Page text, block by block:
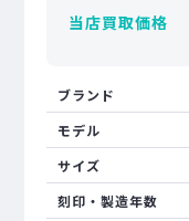
当店買取価格
ブランド
モデル
サイズ
刻印・製造年数